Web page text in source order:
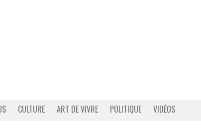
CULTURE ART DE VIVRE POLITIQUE VIDÉOS